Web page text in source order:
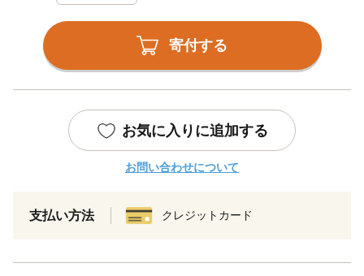
寄付する
お気に入りに追加する
お問い合わせについて
支払い方法 クレジットカード